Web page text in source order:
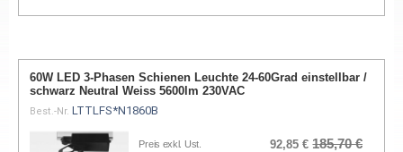
60W LED 3-Phasen Schienen Leuchte 24-60Grad einstellbar /
schwarz Neutral Weiss 5600lm 230VAC
Best.-Nr. LTTLFS*N1860B
Preis exkl. Ust. 92,85 € 185,70 €